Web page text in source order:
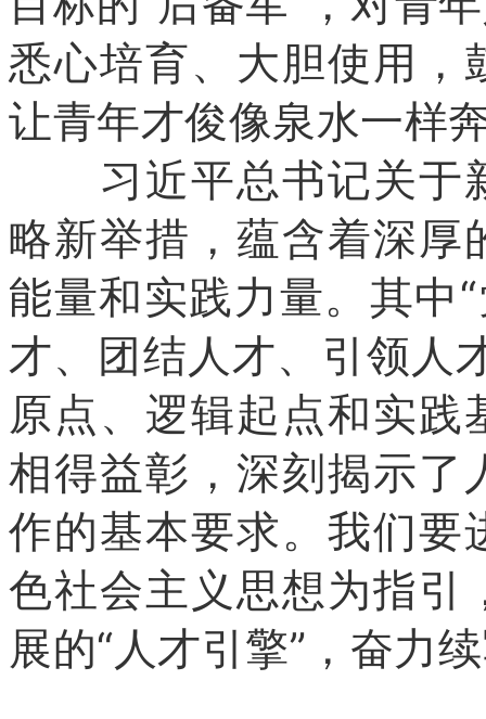
悉心培育、大胆使用，
让青年才俊像泉水一样
习近平总书记关于
略新举措，蕴含着深厚
能量和实践力量。其中
才、团结人才、引领人
原点、逻辑起点和实
相得益彰，深刻揭示了
作的基本要求。我们要
色社会主义思想为指引
展的“人才引擎”，奋力